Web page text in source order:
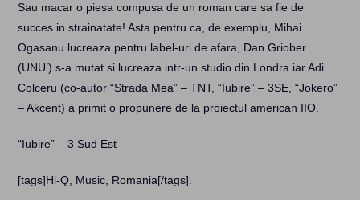
Sau macar o piesa compusa de un roman care sa fie de
succes in strainatate! Asta pentru ca, de exemplu, Mihai
Ogasanu lucreaza pentru label-uri de afara, Dan Griober
(UNU’) s-a mutat si lucreaza intr-un studio din Londra iar Adi
Colceru (co-autor “Strada Mea” – TNT, “Iubire” – 3SE, “Jokero”
– Akcent) a primit o propunere de la proiectul american IIO.
“Iubire” – 3 Sud Est
[tags]Hi-Q, Music, Romania[/tags]